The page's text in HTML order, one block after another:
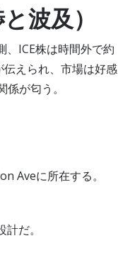
波及）
ICE株は時間外で約
伝えられ、市場は好感
が匂う。
Aveに所在する。
だ。